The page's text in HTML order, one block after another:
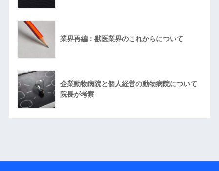
業界再編：獣医業界のこれからについて
企業動物病院と個人経営の動物病院について
院長が考察